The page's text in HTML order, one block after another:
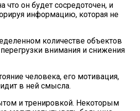
он будет сосредоточен, и
информацию, которая не
количестве объектов
внимания и снижения
человека, его мотивация,
в ней смысла.
и тренировкой. Некоторым